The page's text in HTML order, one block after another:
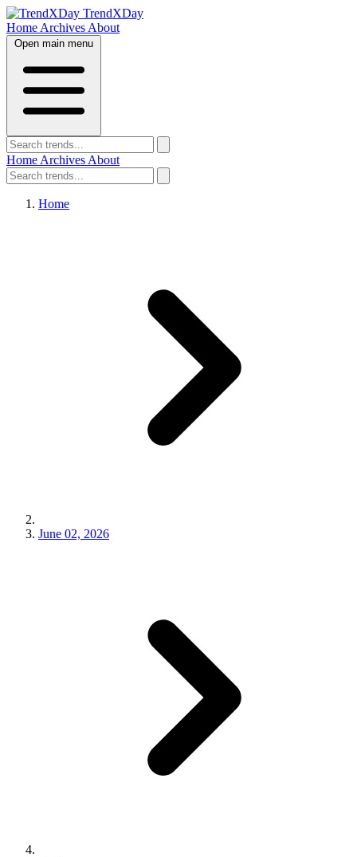
TrendXDay
Home Archives About
Open main menu
Home Archives About
Home
June 02, 2026